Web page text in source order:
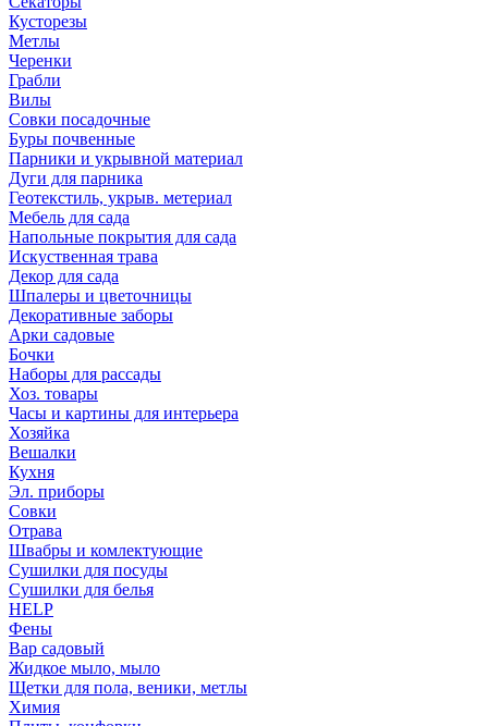
Кусторезы
Метлы
Черенки
Грабли
Вилы
Совки посадочные
Буры почвенные
Парники и укрывной материал
Дуги для парника
Геотекстиль, укрыв. метериал
Мебель для сада
Напольные покрытия для сада
Искуственная трава
Декор для сада
Шпалеры и цветочницы
Декоративные заборы
Арки садовые
Бочки
Наборы для рассады
Хоз. товары
Часы и картины для интерьера
Хозяйка
Вешалки
Кухня
Эл. приборы
Совки
Отрава
Швабры и комлектующие
Сушилки для посуды
Сушилки для белья
HELP
Фены
Вар садовый
Жидкое мыло, мыло
Щетки для пола, веники, метлы
Химия